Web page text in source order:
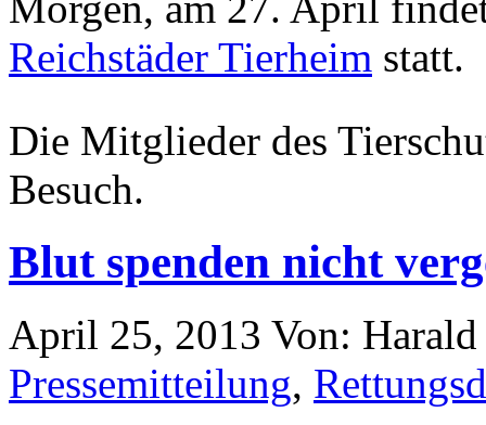
Reichstäder Tierheim statt.
Die Mitglieder des
Besuch.
Blut spenden nicht
April 25, 2013 Von:
Pressemitteilung,